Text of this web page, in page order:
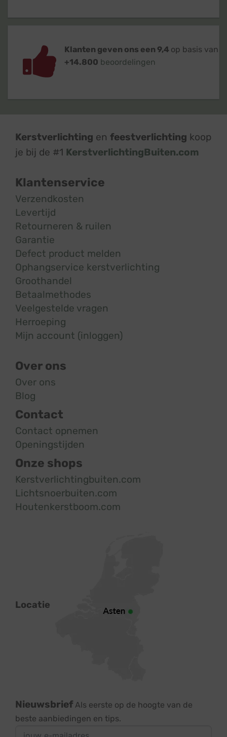
Klanten geven ons een 9,4 op basis van
+14.800 beoordelingen
Kerstverlichting en feestverlichting koop
je bij de #1 KerstverlichtingBuiten.com
Klantenservice
Verzendkosten
Levertijd
Retourneren & ruilen
Garantie
Defect product melden
Ophangservice kerstverlichting
Groothandel
Betaalmethodes
Veelgestelde vragen
Herroeping
Mijn account (inloggen)
Over ons
Over ons
Blog
Contact
Contact opnemen
Openingstijden
Onze shops
Kerstverlichtingbuiten.com
Lichtsnoerbuiten.com
Houtenkerstboom.com
Locatie
Nieuwsbrief Als eerste op de hoogte van de
beste aanbiedingen en tips.